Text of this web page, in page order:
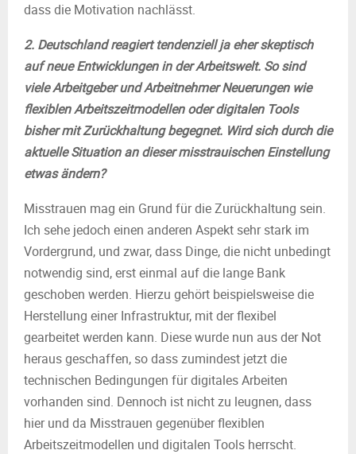
dass die Motivation nachlässt.
2. Deutschland reagiert tendenziell ja eher skeptisch
auf neue Entwicklungen in der Arbeitswelt. So sind
viele Arbeitgeber und Arbeitnehmer Neuerungen wie
flexiblen Arbeitszeitmodellen oder digitalen Tools
bisher mit Zurückhaltung begegnet. Wird sich durch die
aktuelle Situation an dieser misstrauischen Einstellung
etwas ändern?
Misstrauen mag ein Grund für die Zurückhaltung sein.
Ich sehe jedoch einen anderen Aspekt sehr stark im
Vordergrund, und zwar, dass Dinge, die nicht unbedingt
notwendig sind, erst einmal auf die lange Bank
geschoben werden. Hierzu gehört beispielsweise die
Herstellung einer Infrastruktur, mit der flexibel
gearbeitet werden kann. Diese wurde nun aus der Not
heraus geschaffen, so dass zumindest jetzt die
technischen Bedingungen für digitales Arbeiten
vorhanden sind. Dennoch ist nicht zu leugnen, dass
hier und da Misstrauen gegenüber flexiblen
Arbeitszeitmodellen und digitalen Tools herrscht.